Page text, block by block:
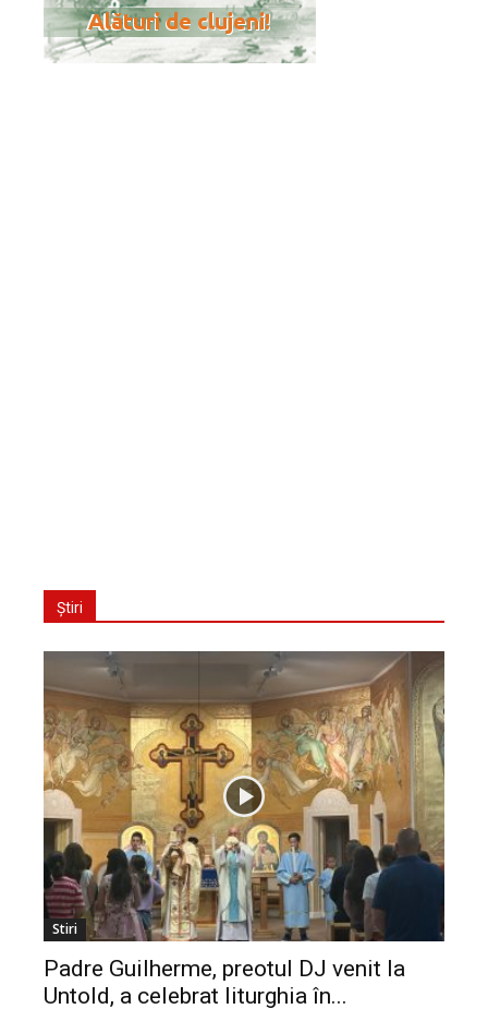
Știri
Stiri
Padre Guilherme, preotul DJ venit la
Untold, a celebrat liturghia în...